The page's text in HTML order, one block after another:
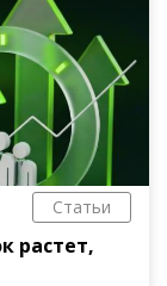
Статьи
растет,